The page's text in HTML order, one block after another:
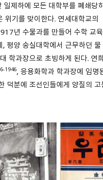
제하에 모든 대학부를 폐쇄당
위기를 맞이한다. 연세대학교의
년 수물과를 만들어 수학 교육
평양 숭실대학에서 근무하던 물
학과장으로 초빙하게 된다. 연
1946, 응용화학과 학과장에 임명
덕분에 조선인들에게 양질의